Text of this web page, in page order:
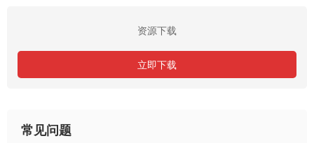
资源下载
立即下载
常见问题